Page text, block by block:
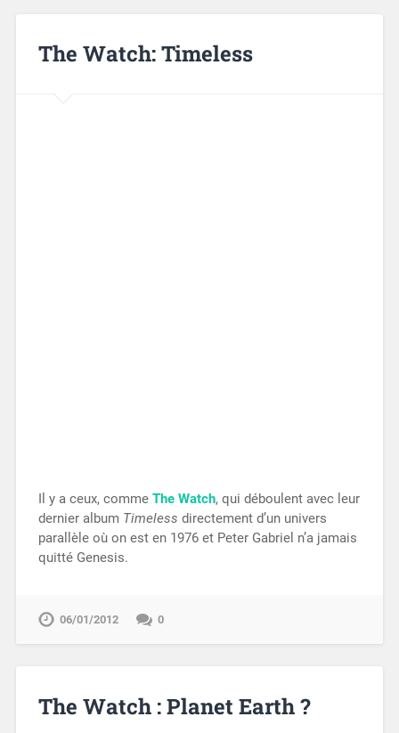
The Watch: Timeless
Il y a ceux, comme The Watch, qui déboulent avec leur
dernier album Timeless directement d’un univers
parallèle où on est en 1976 et Peter Gabriel n’a jamais
quitté Genesis.
06/01/2012 0
The Watch : Planet Earth ?